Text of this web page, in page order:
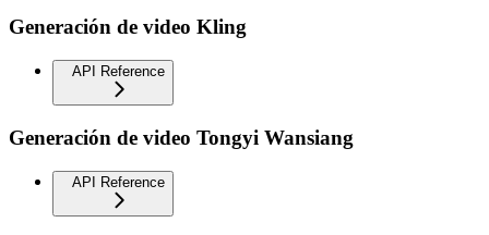
Generación de video Kling
API Reference
Generación de video Tongyi Wansiang
API Reference